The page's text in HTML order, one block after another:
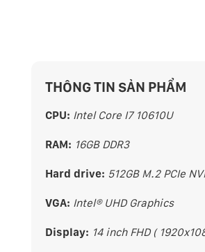
THÔNG TIN SẢN PHẨM
CPU: Intel Core I7 10610U
RAM: 16GB DDR3
Hard drive: 512GB M.2 PCIe
VGA: Intel® UHD Graphics
Display: 14 inch FHD (